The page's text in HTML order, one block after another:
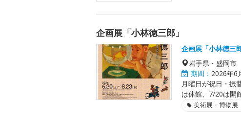
企画展「小林徳三郎」
企画展「小林徳三
岩手県・盛岡市
期間： 2026年6
月曜日が祝日・振
は休館、7/20は開
美術展・博物展